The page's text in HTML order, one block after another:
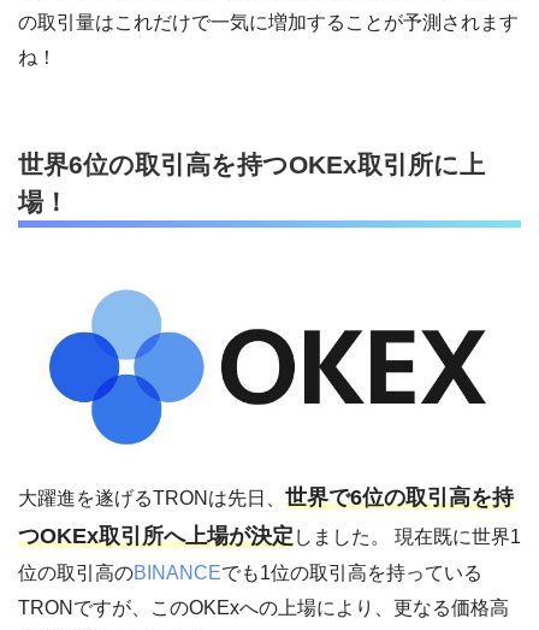
の取引量はこれだけで一気に増加することが予測されます
ね！
世界6位の取引高を持つOKEx取引所に上
場！
大躍進を遂げるTRONは先日、 世界で6位の取引高を持
つOKEx取引所へ上場が決定しました。 現在既に世界1
位の取引高のBINANCEでも1位の取引高を持っている
TRONですが、このOKExへの上場により、更なる価格高